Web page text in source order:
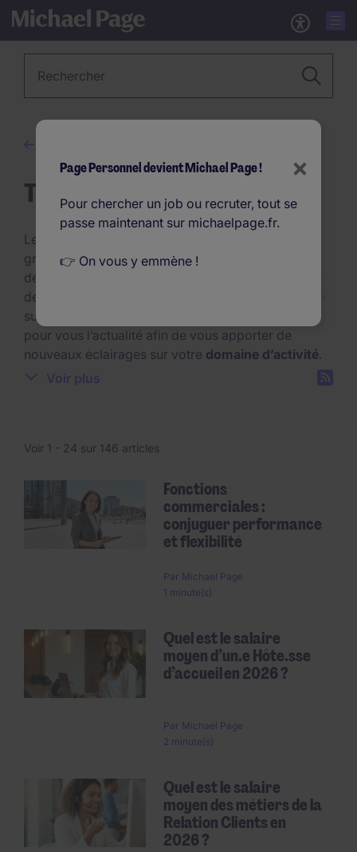
Tendances RH
Le
grandes mutations. Chaque année apporte son lot
de
de suivre, afin de conserver une longueur d’avance
sur le marché. Michael Page décortique et analyse
pour vous l’actualité afin de vous apporter de
nouveaux éclairages sur votre domaine d’activité.
Voir 1 - 24 sur 146 articles
Fonctions
commerciales :
conjuguer performance
et flexibilité
Par Michael Page
1 minute(s)
Quel est le salaire
moyen d’un.e Hôte.sse
d’accueil en 2026 ?
Par Michael Page
2 minute(s)
Quel est le salaire
moyen des métiers de la
Relation Clients en
2026 ?
Pagination
×
Page Personnel devient Michael Page !
Pour chercher un job ou recruter, tout se
passe maintenant sur michaelpage.fr.
👉 On vous y emmène !